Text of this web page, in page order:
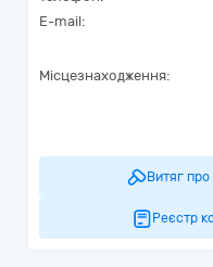
E-mail:
Місцезнаходження:
Витяг про
Реєстр